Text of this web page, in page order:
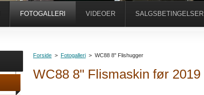
Forside > Fotogalleri > WC88 8" Flishugger
WC88 8" Flismaskin før 2019
FOTOGALLERI VIDEOER SALGSBETINGELSER